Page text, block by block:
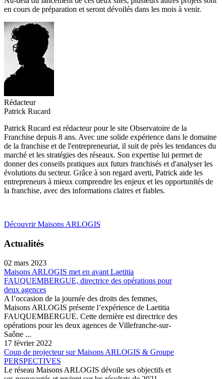
en cours de préparation et seront dévoilés dans les mois à venir.
Rédacteur
Patrick Rucard
Patrick Rucard est rédacteur pour le site Observatoire de la
Franchise depuis 8 ans. Avec une solide expérience dans le domaine
de la franchise et de l'entrepreneuriat, il suit de près les tendances du
marché et les stratégies des réseaux. Son expertise lui permet de
donner des conseils pratiques aux futurs franchisés et d'analyser les
évolutions du secteur. Grâce à son regard averti, Patrick aide les
entrepreneurs à mieux comprendre les enjeux et les opportunités de
la franchise, avec des informations claires et fiables.
Découvrir Maisons ARLOGIS
Actualités
02 mars 2023
Maisons ARLOGIS met en avant Laetitia
FAUQUEMBERGUE, directrice des opérations pour
deux agences
A l’occasion de la journée des droits des femmes,
Maisons ARLOGIS présente l’expérience de Laetitia
FAUQUEMBERGUE. Cette dernière est directrice des
opérations pour les deux agences de Villefranche-sur-
Saône ...
17 février 2022
Coup de projecteur sur Maisons ARLOGIS & Groupe
PERSPECTIVES
Le réseau Maisons ARLOGIS dévoile ses objectifs et